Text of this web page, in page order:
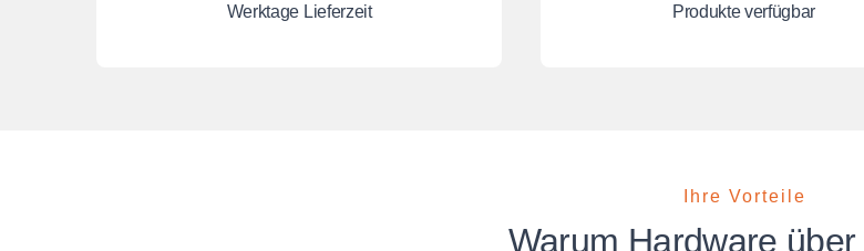
Werktage Lieferzeit Produkte verfügbar
Ihre Vorteile
Warum Hardware